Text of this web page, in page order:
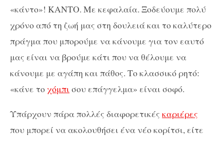
«κάντο»! ΚΑΝΤΟ. Με κεφαλαία. Ξοδεύουμε πολύ
χρόνο από τη ζωή μας στη δουλειά και το καλύτερο
πράγμα που μπορούμε να κάνουμε για τον εαυτό
μας είναι να βρούμε κάτι που να θέλουμε να
κάνουμε με αγάπη και πάθος. Το κλασσικό ρητό:
«κάνε τοχόμπι σου επάγγελμα» είναι σοφό.
Υπάρχουν πάρα πολλές διαφορετικές καριέρες
που μπορεί να ακολουθήσει ένα νέο κορίτσι, είτε